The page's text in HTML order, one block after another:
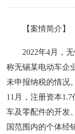
【案情简介】
2022年4月，无
称无锡某电动车企
未申报纳税的情况
11月，注册资本
车及零配件的开发
国范围内的个体经